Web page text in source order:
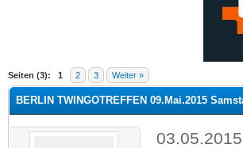
Seiten (3): 1 2 3 Weiter »
Durchschnitt
BERLIN TWINGOTREFFEN 09.Mai.2015